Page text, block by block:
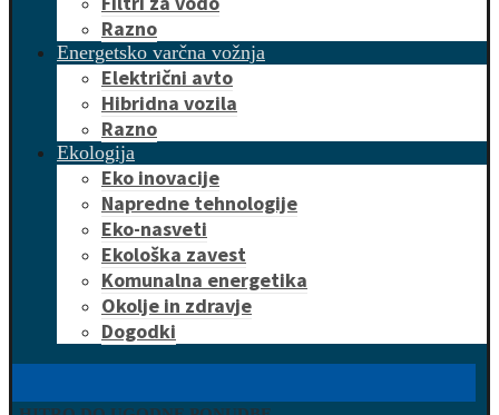
Razno
Energetsko varčna vožnja
Električni avto
Hibridna vozila
Razno
Ekologija
Eko inovacije
Napredne tehnologije
Eko-nasveti
Ekološka zavest
Komunalna energetika
Okolje in zdravje
Dogodki